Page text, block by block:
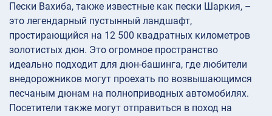
Пески Вахиба, также известные как пески Шаркия, –
это легендарный пустынный ландшафт,
простирающийся на 12 500 квадратных километров
золотистых дюн. Это огромное пространство
идеально подходит для дюн-башинга, где любители
внедорожников могут проехать по возвышающимся
песчаным дюнам на полноприводных автомобилях.
Посетители также могут отправиться в поход на